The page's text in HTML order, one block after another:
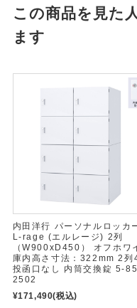
この商品を見た
ます
内田洋行 パーソナルロッカ
L-rage (エルレージ) 2列
（W900xD450） オフホワ
庫内高さ寸法：322mm 2列
投函口なし 内筒交換錠 5-
2502
¥171,490(税込)